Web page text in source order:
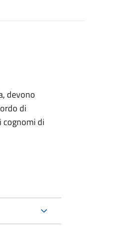
devono
di
cognomi di